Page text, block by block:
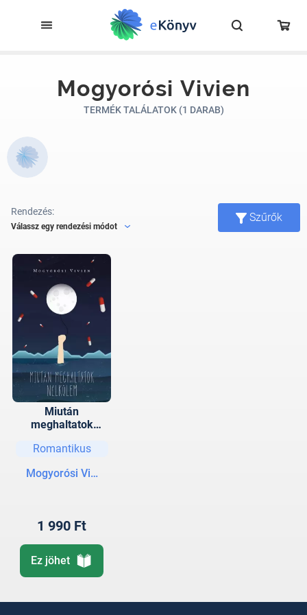
Mogyorósi Vivien
TERMÉK TALÁLATOK (1 DARAB)
Rendezés:
Válassz egy rendezési módot
Szűrők
Miután
meghaltatok
Romantikus
Mogyorósi Vivien
1 990 Ft
Ez jöhet